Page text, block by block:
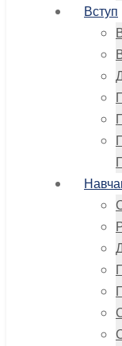
Вступ